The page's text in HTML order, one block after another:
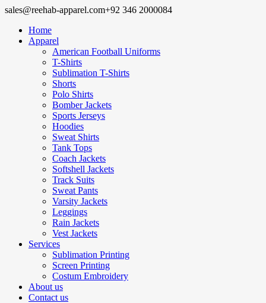
sales@reehab-apparel.com+92 346 2000084
Home
Apparel
American Football Uniforms
T-Shirts
Sublimation T-Shirts
Shorts
Polo Shirts
Bomber Jackets
Sports Jerseys
Hoodies
Sweat Shirts
Tank Tops
Coach Jackets
Softshell Jackets
Track Suits
Sweat Pants
Varsity Jackets
Leggings
Rain Jackets
Vest Jackets
Services
Sublimation Printing
Screen Printing
Costum Embroidery
About us
Contact us